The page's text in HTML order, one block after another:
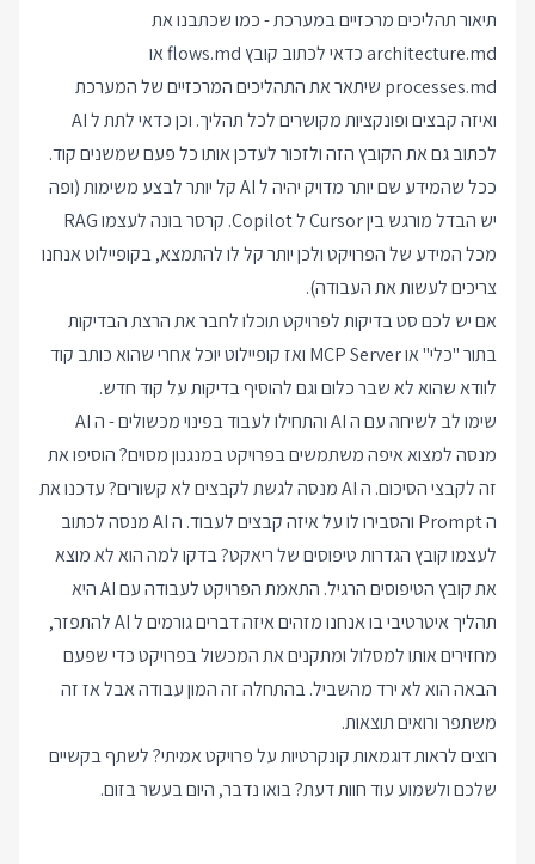
תיאור תהליכים מרכזיים במערכת - כמו שכתבנו את
architecture.md כדאי לכתוב קובץ flows.md או
processes.md שיתאר את התהליכים המרכזיים של המערכת
ואיזה קבצים ופונקציות מקושרים לכל תהליך. וכן כדאי לתת ל AI
לכתוב גם את הקובץ הזה ולזכור לעדכן אותו כל פעם שמשנים קוד.
ככל שהמידע שם יותר מדויק יהיה ל AI קל יותר לבצע משימות (ופה
יש הבדל מורגש בין Cursor ל Copilot. קרסר בונה לעצמו RAG
מכל המידע של הפרויקט ולכן יותר קל לו להתמצא, בקופיילוט אנחנו
צריכים לעשות את העבודה).
אם יש לכם סט בדיקות לפרויקט תוכלו לחבר את הרצת הבדיקות
בתור "כלי" או MCP Server ואז קופיילוט יוכל אחרי שהוא כותב קוד
לוודא שהוא לא שבר כלום וגם להוסיף בדיקות על קוד חדש.
שימו לב לשיחה עם ה AI והתחילו לעבוד בפינוי מכשולים - ה AI
מנסה למצוא איפה משתמשים בפרויקט במנגנון מסוים? הוסיפו את
זה לקבצי הסיכום. ה AI מנסה לגשת לקבצים לא קשורים? עדכנו את
ה Prompt והסבירו לו על איזה קבצים לעבוד. ה AI מנסה לכתוב
לעצמו קובץ הגדרות טיפוסים של ריאקט? בדקו למה הוא לא מוצא
את קובץ הטיפוסים הרגיל. התאמת הפרויקט לעבודה עם AI היא
תהליך איטרטיבי בו אנחנו מזהים איזה דברים גורמים ל AI להתפזר,
מחזירים אותו למסלול ומתקנים את המכשול בפרויקט כדי שפעם
הבאה הוא לא ירד מהשביל. בהתחלה זה המון עבודה אבל אז זה
משתפר ורואים תוצאות.
רוצים לראות דוגמאות קונקרטיות על פרויקט אמיתי? לשתף בקשיים
שלכם ולשמוע עוד חוות דעת? בואו נדבר, היום בעשר בזום.